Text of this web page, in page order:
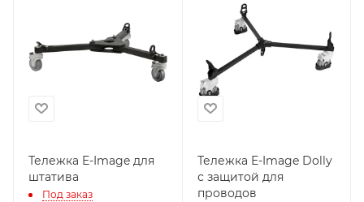
Тележка E-Image для
штатива
Под заказ
Тележка E-Image Dolly
с защитой для
проводов